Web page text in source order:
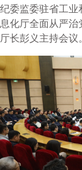
纪委监委驻省工业
息化厅全面从严治
厅长彭义主持会议